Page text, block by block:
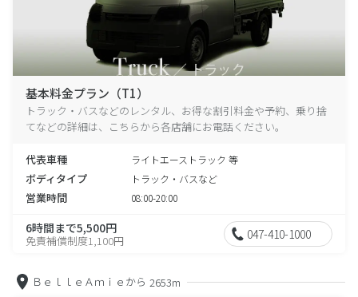
基本料金プラン（T1）
トラック・バスなどのレンタル、お得な割引料金や予約、乗り捨
てなどの詳細は、こちらから各店舗にお電話ください。
代表車種 ライトエーストラック 等
ボディタイプ トラック・バスなど
営業時間 08:00-20:00
6時間まで5,500円
免責補償制度1,100円 047-410-1000
ＢｅｌｌｅＡｍｉｅから 2653m